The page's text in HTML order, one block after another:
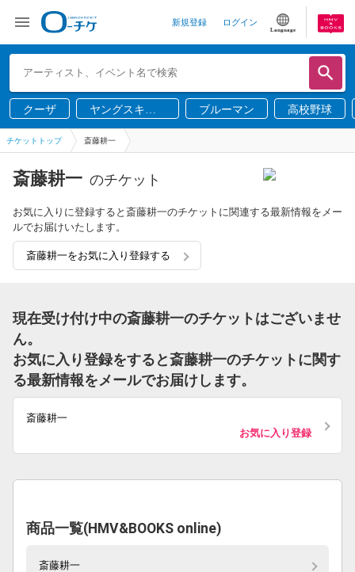
新規登録 ログイン
Language
クーザ
ヤングスキニ
ー
ブルーマン 高校野球
チケットトップ 斎藤耕一
斎藤耕一 のチケット
お気に入りに登録すると斎藤耕一のチケットに関連する最新情報をメー
ルでお届けいたします。
斎藤耕一をお気に入り登録する
現在受け付け中の斎藤耕一のチケットはございませ
ん。
お気に入り登録をすると斎藤耕一のチケットに関す
る最新情報をメールでお届けします。
斎藤耕一
お気に入り登録
商品一覧(HMV&BOOKS online)
斎藤耕一